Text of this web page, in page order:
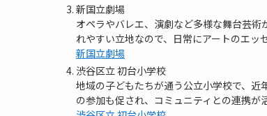
新国立劇場
オペラやバレエ、演劇など多様な舞台芸
れやすい立地なので、日常にアートのエッ
新国立劇場
渋谷区立 初台小学校
地域の子どもたちが通う公立小学校で、
の参加も促され、コミュニティとの連携が